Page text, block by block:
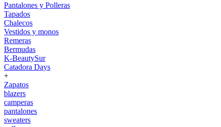
Pantalones y Polleras
Tapados
Chalecos
Vestidos y monos
Remeras
Bermudas
K-BeautySur
Catadora Days
+
Zapatos
blazers
camperas
pantalones
sweaters